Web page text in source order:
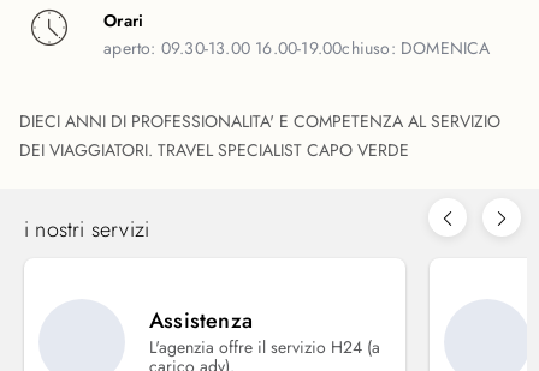
Orari
aperto: 09.30-13.00 16.00-19.00chiuso: DOMENICA
DIECI ANNI DI PROFESSIONALITA' E COMPETENZA AL SERVIZIO
DEI VIAGGIATORI. TRAVEL SPECIALIST CAPO VERDE
i nostri servizi
Assistenza
L'agenzia offre il servizio H24 (a
carico adv).